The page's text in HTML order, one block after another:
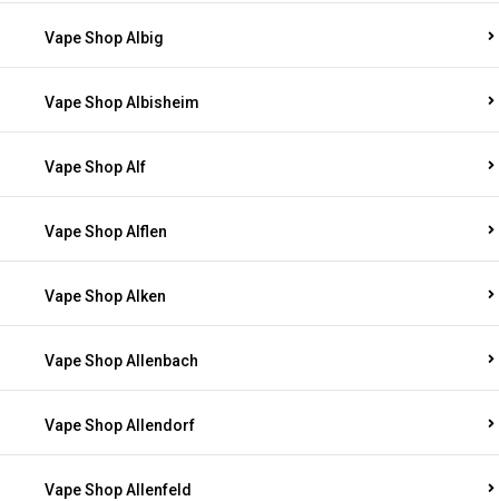
Vape Shop Albig
Vape Shop Albisheim
Vape Shop Alf
Vape Shop Alflen
Vape Shop Alken
Vape Shop Allenbach
Vape Shop Allendorf
Vape Shop Allenfeld